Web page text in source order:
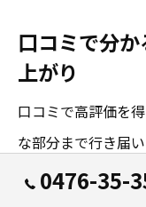
口コミで分
上がり
口コミで高評価を
な部分まで行き届
えば「ドアの内側
0476-35-